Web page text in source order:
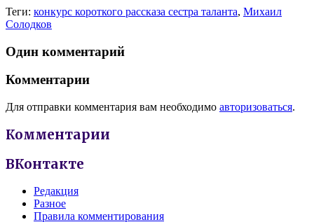
Теги: конкурс короткого рассказа сестра таланта, Михаил
Солодков
Один комментарий
Комментарии
Для отправки комментария вам необходимо авторизоваться.
Комментарии
ВКонтакте
Редакция
Разное
Правила комментирования